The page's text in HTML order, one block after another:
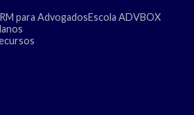
para AdvogadosEscola ADVBOX